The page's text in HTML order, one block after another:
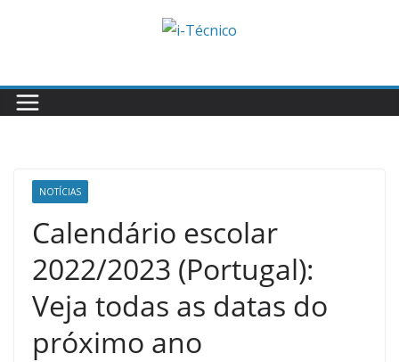
NOTÍCIAS
Calendário escolar
2022/2023 (Portugal):
Veja todas as datas do
próximo ano